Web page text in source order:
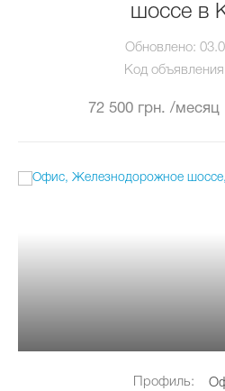
шоссе в
Обновлено:
Код
72 500 грн. /месяц
Профиль: